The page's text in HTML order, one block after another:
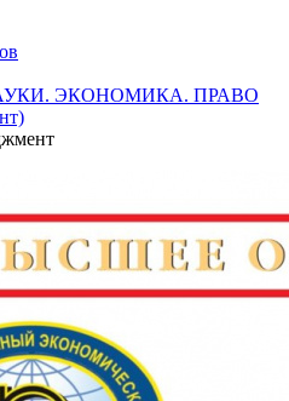
ЭКОНОМИКА. ПРАВО